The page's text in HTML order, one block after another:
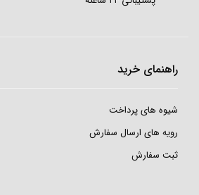
معمولاً از علل گردن درد می توان به درد ناشی از
این درد با حرکت دادن گردن یا چرخاندن سر
راهنمای خرید
شیوه های پرداخت
رویه های ارسال سفارش
ثبت سفارش